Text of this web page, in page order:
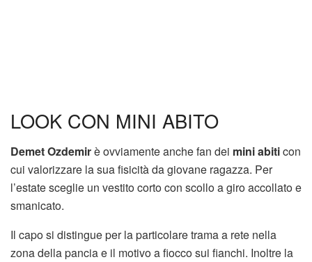
LOOK CON MINI ABITO
Demet Ozdemirè ovviamente anche fan dei mini abiticon
cui valorizzare la sua fisicità da giovane ragazza. Per
l’estate sceglie un vestito corto con scollo a giro accollato e
smanicato.
Il capo si distingue per la particolare trama a rete nella
zona della pancia e il motivo a fiocco sui fianchi. Inoltre la